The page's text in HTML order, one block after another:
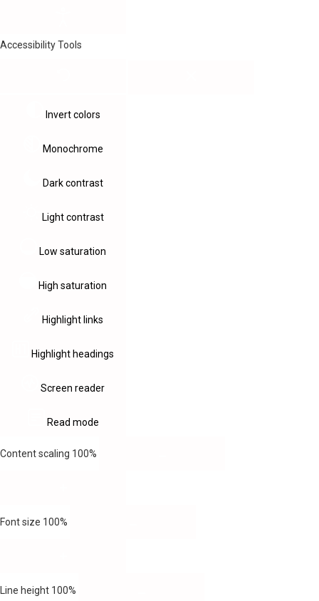
Accessibility Tools
Invert colors
Monochrome
Dark contrast
Light contrast
Low saturation
High saturation
Highlight links
Highlight headings
Screen reader
Read mode
Content scaling 100%
Font size 100%
Line height 100%